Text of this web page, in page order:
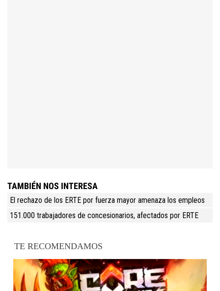
TAMBIÉN NOS INTERESA
El rechazo de los ERTE por fuerza mayor amenaza los empleos
151.000 trabajadores de concesionarios, afectados por ERTE
TE RECOMENDAMOS